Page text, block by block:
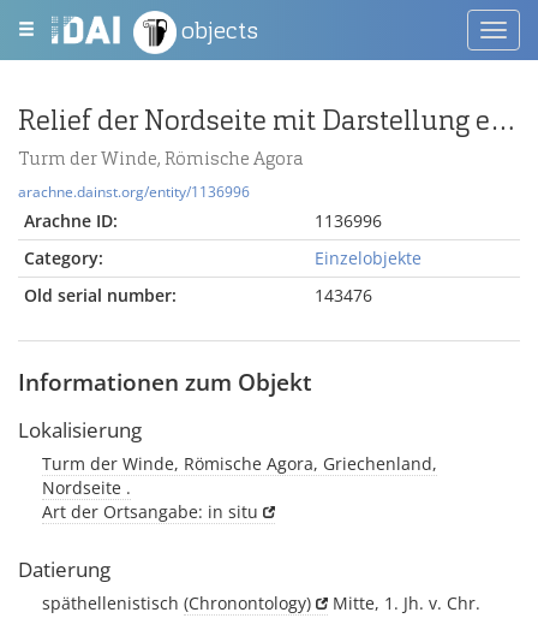
objects
Relief der Nordseite mit Darstellung eines Windgottes (Boreas)
Turm der Winde, Römische Agora
arachne.dainst.org/entity/1136996
Arachne ID:
1136996
Category:
Einzelobjekte
Old serial number:
143476
Informationen zum Objekt
Lokalisierung
Turm der Winde, Römische Agora, Griechenland,
Nordseite .
Art der Ortsangabe: in situ
Datierung
späthellenistisch (Chronontology) Mitte, 1. Jh. v. Chr.